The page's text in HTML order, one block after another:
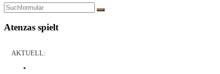
Suchen
Atenzas spielt
AKTUELL: